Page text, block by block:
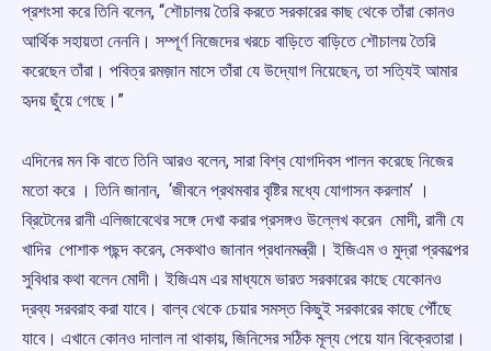
প্রশংসা করে তিনি বলেন, “শৌচালয় তৈরি করতে সরকারের কাছ থেকে তাঁরা কোনও
আর্থিক সহায়তা নেননি। সম্পূর্ণ নিজেদের খরচে বাড়িতে বাড়িতে শৌচালয় তৈরি
করেছেন তাঁরা। পবিত্র রমজ়ান মাসে তাঁরা যে উদ্যোগ নিয়েছেন, তা সত্যিই আমার
হৃদয় ছুঁয়ে গেছে।”
এদিনের মন কি বাতে তিনি আরও বলেন, সারা বিশ্ব যোগদিবস পালন করেছে নিজের
মতো করে । তিনি জানান, ‘জীবনে প্রথমবার বৃষ্টির মধ্যে যোগাসন করলাম’ ।
ব্রিটেনের রানী এলিজাবেথের সঙ্গে দেখা করার প্রসঙ্গও উল্লেখ করেন মোদী, রানী যে
খাদির পোশাক পছন্দ করেন, সেকথাও জানান প্রধানমন্ত্রী। ইজিএম ও মুদ্রা প্রকল্পের
সুবিধার কথা বলেন মোদী। ইজিএম এর মাধ্যমে ভারত সরকারের কাছে যেকোনও
দ্রব্য সরবরাহ করা যাবে। বাল্ব থেকে চেয়ার সমস্ত কিছুই সরকারের কাছে পৌঁছে
যাবে। এখানে কোনও দালাল না থাকায়, জিনিসের সঠিক মূল্য পেয়ে যান বিক্রেতারা।